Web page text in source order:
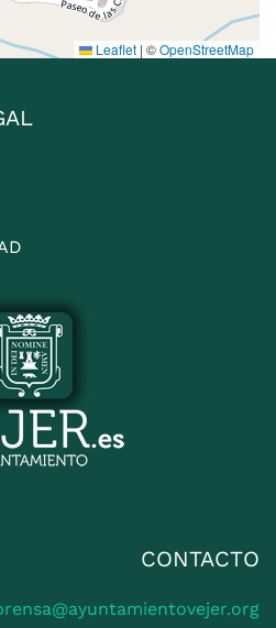
Leaflet | ©OpenStreetMap
CONTACTO